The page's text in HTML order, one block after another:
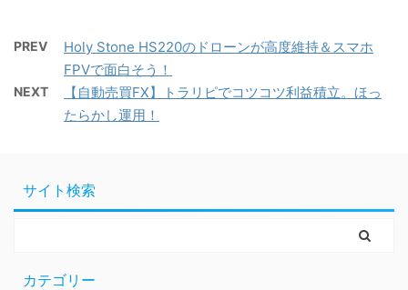
PREV
Holy Stone HS220のドローンが高度維持＆スマホ
FPVで面白そう！
NEXT
【自動売買FX】トラリピでコツコツ利益積立。ほっ
たらかし運用！
サイト検索
カテゴリー